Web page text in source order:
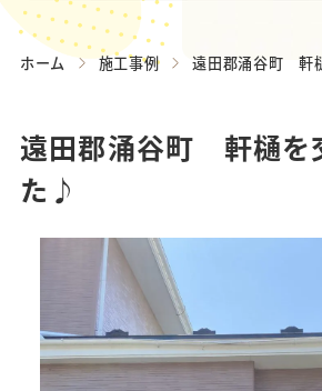
ホーム 施工事例 遠田郡涌谷町 軒
遠田郡涌谷町 軒樋を
た♪